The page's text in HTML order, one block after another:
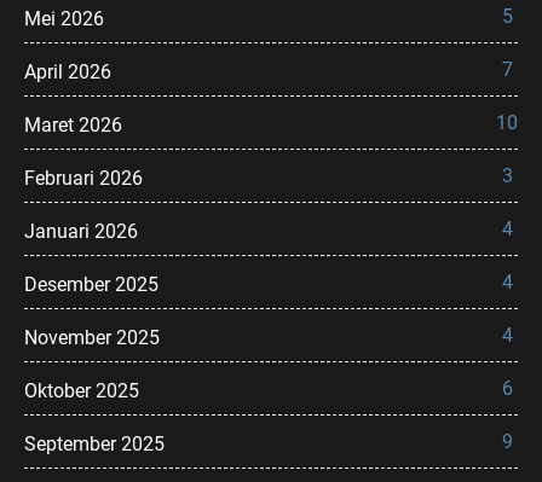
Mei 2026 5
April 2026 7
Maret 2026 10
Februari 2026 3
Januari 2026 4
Desember 2025 4
November 2025 4
Oktober 2025 6
September 2025 9